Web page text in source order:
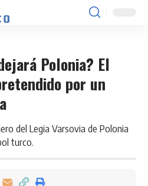
Polonia? El
por un
del Legia Varsovia de Polonia
turco.